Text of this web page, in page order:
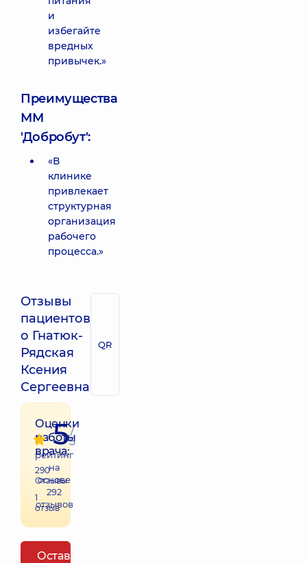
и
избегайте
вредных
привычек.»
Преимущества
ММ
'Добробут':
«В
клинике
привлекает
структурная
организация
рабочего
процесса.»
Отзывы
пациентов
о Гнатюк-
Рядская
Ксения
Сергеевна
QR
Оценки
работы
врача:
290
Отзывы
1
отзыв
5/
5
рейтинг
на
основе
292
отзывов
Оставить отзыв